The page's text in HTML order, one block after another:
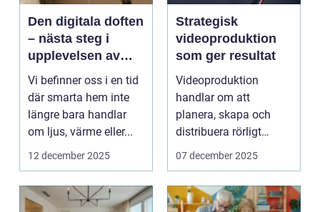
Den digitala doften
– nästa steg i
upplevelsen av
smarta hem
Vi befinner oss i en tid
där smarta hem inte
längre bara handlar
om ljus, värme eller...
12 december 2025
Strategisk
videoproduktion
som ger resultat
Videoproduktion
handlar om att
planera, skapa och
distribuera rörligt
innehåll som fö...
07 december 2025